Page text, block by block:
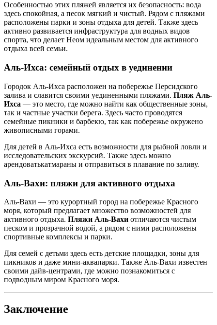
Особенностью этих пляжей является их безопасность: вода
здесь спокойная, а песок мягкий и чистый. Рядом с пляжами
расположены парки и зоны отдыха для детей. Также здесь
активно развивается инфраструктура для водных видов
спорта, что делает Неом идеальным местом для активного
отдыха всей семьи.
Аль-Ихса: семейный отдых в уединении
Городок Аль-Ихса расположен на побережье Персидского
залива и славится своими уединенными пляжами. Пляж Аль-
Ихса — это место, где можно найти как общественные зоны,
так и частные участки берега. Здесь часто проводятся
семейные пикники и барбекю, так как побережье окружено
живописными горами.
Для детей в Аль-Ихса есть возможности для рыбной ловли и
исследовательских экскурсий. Также здесь можно
арендоватькатмараны и отправиться в плавание по заливу.
Аль-Вахи: пляжи для активного отдыха
Аль-Вахи — это курортный город на побережье Красного
моря, который предлагает множество возможностей для
активного отдыха. Пляжи Аль-Вахи отличаются чистым
песком и прозрачной водой, а рядом с ними расположены
спортивные комплексы и парки.
Для семей с детьми здесь есть детские площадки, зоны для
пикников и даже мини-аквапарки. Также Аль-Вахи известен
своими дайв-центрами, где можно познакомиться с
подводным миром Красного моря.
Заключение